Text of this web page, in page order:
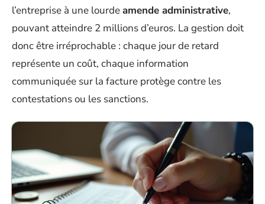
l’entreprise à une lourdeamende administrative,
pouvant atteindre 2 millions d’euros. La gestion doit
donc être irréprochable : chaque jour de retard
représente un coût, chaque information
communiquée sur la facture protège contre les
contestations ou les sanctions.